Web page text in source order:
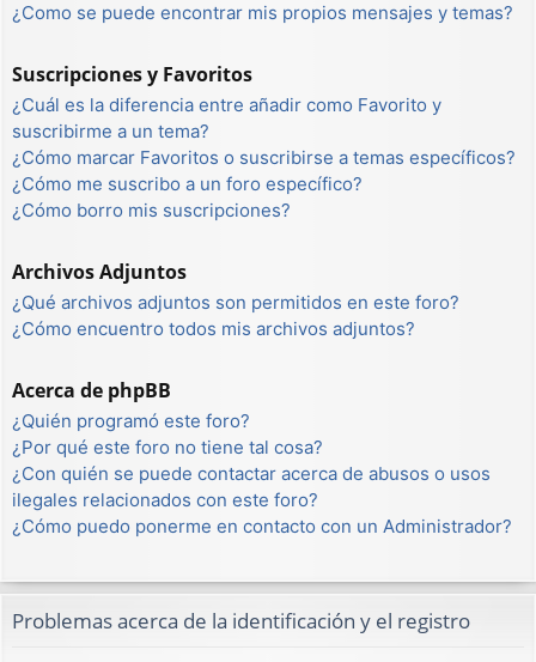
¿Como se puede encontrar mis propios mensajes y temas?
Suscripciones y Favoritos
¿Cuál es la diferencia entre añadir como Favorito y
suscribirme a un tema?
¿Cómo marcar Favoritos o suscribirse a temas específicos?
¿Cómo me suscribo a un foro específico?
¿Cómo borro mis suscripciones?
Archivos Adjuntos
¿Qué archivos adjuntos son permitidos en este foro?
¿Cómo encuentro todos mis archivos adjuntos?
Acerca de phpBB
¿Quién programó este foro?
¿Por qué este foro no tiene tal cosa?
¿Con quién se puede contactar acerca de abusos o usos
ilegales relacionados con este foro?
¿Cómo puedo ponerme en contacto con un Administrador?
Problemas acerca de la identificación y el registro